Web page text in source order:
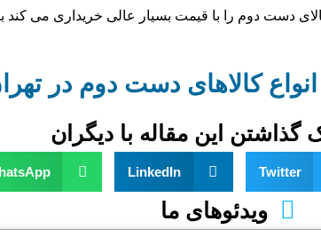
دست دوم را با قیمت بسیار عالی خریداری می کند
کالاهای دست دوم در
گذاشتن این مقاله با دیگران
Twitter
LinkedIn
ویدئوهای ما